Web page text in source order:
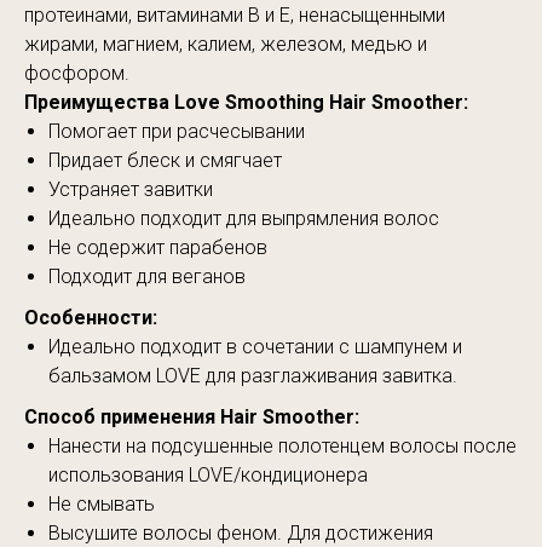
протеинами, витаминами В и Е, ненасыщенными
жирами, магнием, калием, железом, медью и
фосфором.
Преимущества Love Smoothing Hair Smoother:
Помогает при расчесывании
Придает блеск и смягчает
Устраняет завитки
Идеально подходит для выпрямления волос
Не содержит парабенов
Подходит для веганов
Особенности:
Идеально подходит в сочетании с шампунем и
бальзамом LOVE для разглаживания завитка.
Способ применения Hair Smoother:
Нанести на подсушенные полотенцем волосы после
использования LOVE/кондиционера
Не смывать
Высушите волосы феном. Для достижения